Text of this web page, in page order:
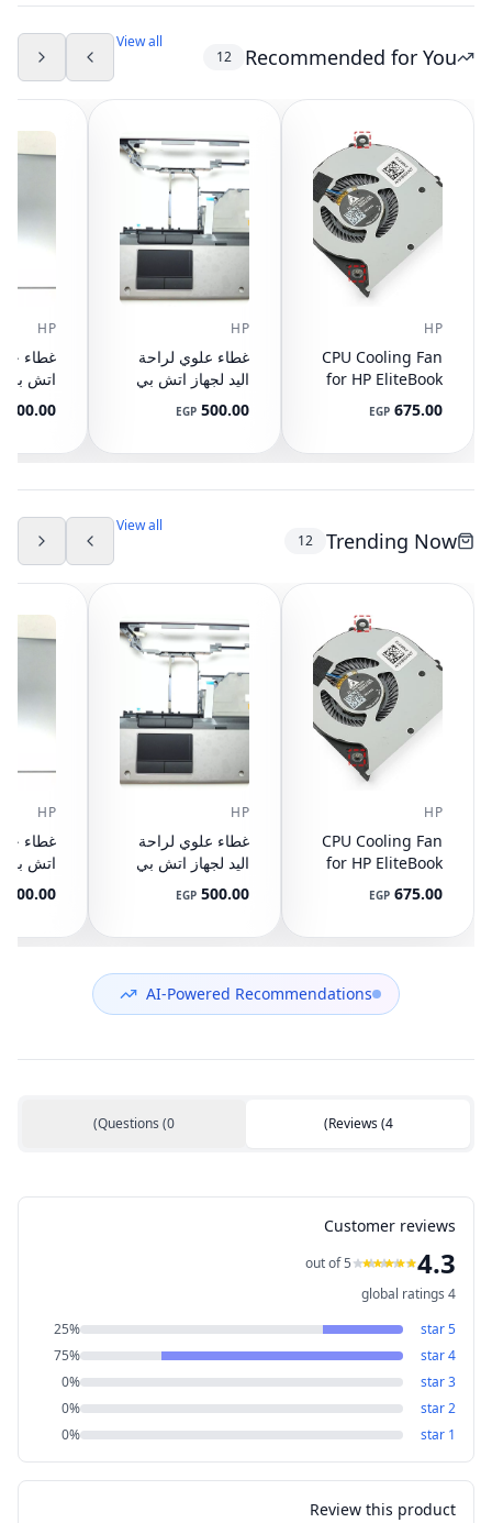
ساعي) 421
Recommended for You
12
View all
HP
CPU Cooling Fan
for HP EliteBook
745 G3 G4, 840
G3 G4, 848 G3
DC05V 0.50A
675.00
EGP
HP
غطاء علوي لراحة
اليد لجهاز اتش بي
مع تاتش باد
(مستعمل)
500.00
EGP
HP
400.00
Trending Now
12
View all
HP
CPU Cooling Fan
for HP EliteBook
745 G3 G4, 840
G3 G4, 848 G3
DC05V 0.50A
675.00
EGP
HP
غطاء علوي لراحة
اليد لجهاز اتش بي
مع تاتش باد
(مستعمل)
500.00
EGP
HP
400.00
AI-Powered Recommendations
Reviews(4
)
Questions (0
)
Customer reviews
4.3
out of 5
4
global ratings
5
star
25%
4
star
75%
3
star
0%
2
star
0%
1
star
0%
Review this product